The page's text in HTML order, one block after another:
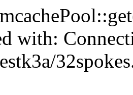
with: